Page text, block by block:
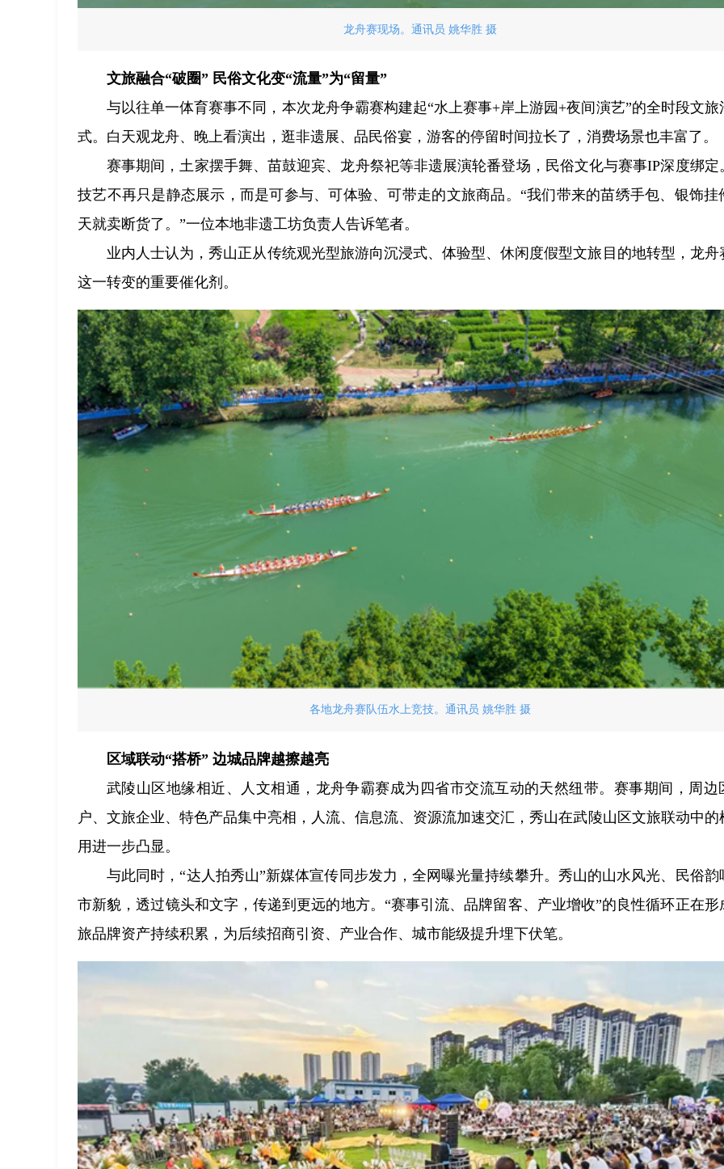
龙舟赛现场。通讯员 姚华胜 摄
文旅融合“破圈” 民俗文化变“流量”为“留量”
与以往单一体育赛事不同，本次龙舟争霸赛构建起“水上赛事+岸上游园+夜间演艺”的全时段文旅
式。白天观龙舟、晚上看演出，逛非遗展、品民俗宴，游客的停留时间拉长了，消费场景也丰富了。
赛事期间，土家摆手舞、苗鼓迎宾、龙舟祭祀等非遗展演轮番登场，民俗文化与赛事IP深度绑定
技艺不再只是静态展示，而是可参与、可体验、可带走的文旅商品。“我们带来的苗绣手包、银饰挂
天就卖断货了。”一位本地非遗工坊负责人告诉笔者。
业内人士认为，秀山正从传统观光型旅游向沉浸式、体验型、休闲度假型文旅目的地转型，龙舟
这一转变的重要催化剂。
各地龙舟赛队伍水上竞技。通讯员 姚华胜 摄
区域联动“搭桥” 边城品牌越擦越亮
武陵山区地缘相近、人文相通，龙舟争霸赛成为四省市交流互动的天然纽带。赛事期间，周边
户、文旅企业、特色产品集中亮相，人流、信息流、资源流加速交汇，秀山在武陵山区文旅联动中的
用进一步凸显。
与此同时，“达人拍秀山”新媒体宣传同步发力，全网曝光量持续攀升。秀山的山水风光、民俗韵
市新貌，透过镜头和文字，传递到更远的地方。“赛事引流、品牌留客、产业增收”的良性循环正在形
旅品牌资产持续积累，为后续招商引资、产业合作、城市能级提升埋下伏笔。